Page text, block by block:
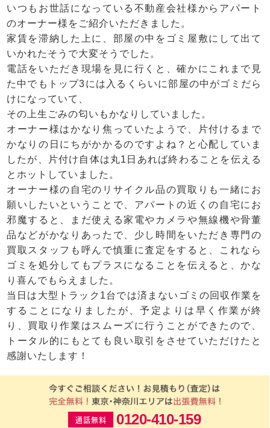
いつもお世話になっている不動産会社様からアパート
のオーナー様をご紹介いただきました。
家賃を滞納した上に、部屋の中をゴミ屋敷にして出て
いかれたそうで大変そうでした。
電話をいただき現場を見に行くと、確かにこれまで見
た中でもトップ3には入るくらいに部屋の中がゴミだら
けになっていて、
その上生ごみの匂いもかなりしていました。
オーナー様はかなり焦っていたようで、片付けるまで
かなりの日にちがかかるのですよね？と心配していま
したが、片付け自体は丸1日あれば終わることを伝える
とホットしていました。
オーナー様の自宅のリサイクル品の買取りも一緒にお
願いしたいということで、アパートの近くの自宅にお
邪魔すると、まだ使える家電やカメラや無線機や骨董
品などがかなりあったで、少し時間をいただき専門の
買取スタッフも呼んで慎重に査定をすると、これなら
ゴミを処分してもプラスになることを伝えると、かな
り喜んでもらえました。
当日は大型トラック1台では済まないゴミの回収作業を
することになりましたが、予定よりは早く作業が終
り、買取り作業はスムーズに行うことができたので、
トータル的にもとても良い取引をさせていただけたと
感謝いたします！
通話無料 0120-410-159